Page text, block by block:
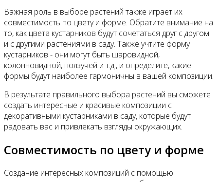
Важная роль в выборе растений также играет их
совместимость по цвету и форме. Обратите внимание на
то, как цвета кустарников будут сочетаться друг с другом
и с другими растениями в саду. Также учтите форму
кустарников - они могут быть шаровидной,
колонновидной, ползучей и т.д., и определите, какие
формы будут наиболее гармоничны в вашей композиции.
В результате правильного выбора растений вы сможете
создать интересные и красивые композиции с
декоративными кустарниками в саду, которые будут
радовать вас и привлекать взгляды окружающих.
Совместимость по цвету и форме
Создание интересных композиций с помощью